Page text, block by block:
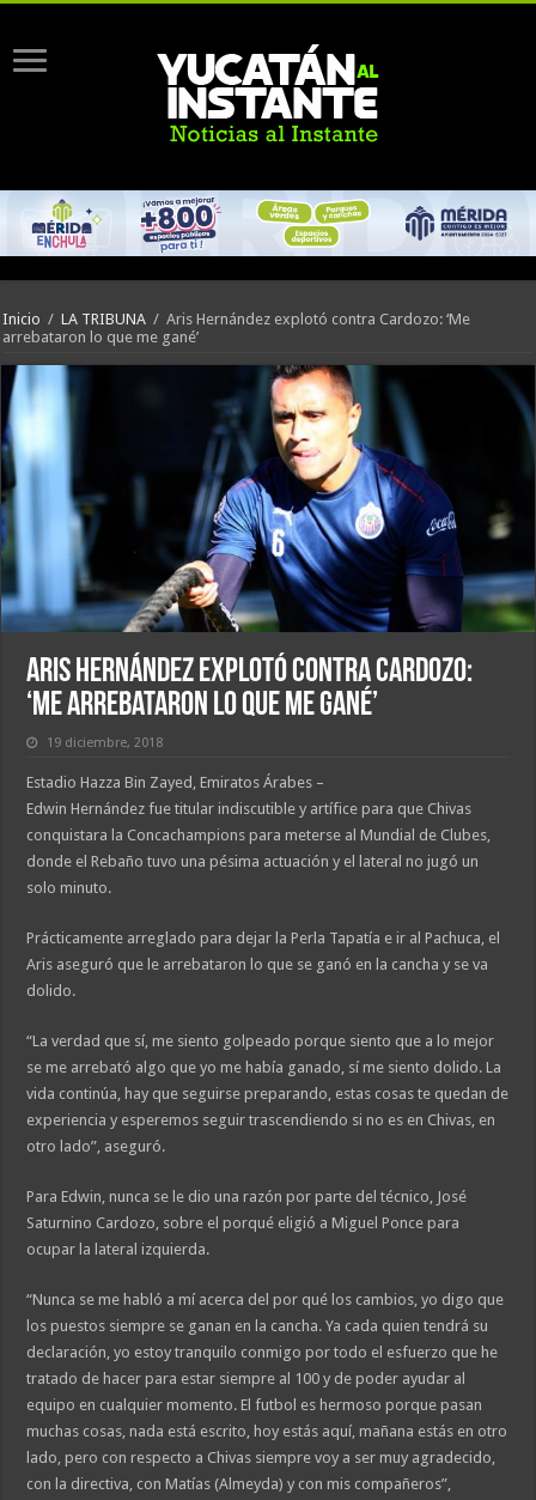
Inicio / LA TRIBUNA / Aris Hernández explotó contra Cardozo: ‘Me
arrebataron lo que me gané’
Aris Hernández explotó contra Cardozo:
‘Me arrebataron lo que me gané’
19 diciembre, 2018
Estadio Hazza Bin Zayed, Emiratos Árabes –
Edwin Hernández fue titular indiscutible y artífice para que Chivas
conquistara la Concachampions para meterse al Mundial de Clubes,
donde el Rebaño tuvo una pésima actuación y el lateral no jugó un
solo minuto.
Prácticamente arreglado para dejar la Perla Tapatía e ir al Pachuca, el
Aris aseguró que le arrebataron lo que se ganó en la cancha y se va
dolido.
“La verdad que sí, me siento golpeado porque siento que a lo mejor
se me arrebató algo que yo me había ganado, sí me siento dolido. La
vida continúa, hay que seguirse preparando, estas cosas te quedan de
experiencia y esperemos seguir trascendiendo si no es en Chivas, en
otro lado”, aseguró.
Para Edwin, nunca se le dio una razón por parte del técnico, José
Saturnino Cardozo, sobre el porqué eligió a Miguel Ponce para
ocupar la lateral izquierda.
“Nunca se me habló a mí acerca del por qué los cambios, yo digo que
los puestos siempre se ganan en la cancha. Ya cada quien tendrá su
declaración, yo estoy tranquilo conmigo por todo el esfuerzo que he
tratado de hacer para estar siempre al 100 y de poder ayudar al
equipo en cualquier momento. El futbol es hermoso porque pasan
muchas cosas, nada está escrito, hoy estás aquí, mañana estás en otro
lado, pero con respecto a Chivas siempre voy a ser muy agradecido,
con la directiva, con Matías (Almeyda) y con mis compañeros”,